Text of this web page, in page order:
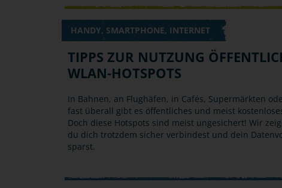
HANDY, SMARTPHONE, INTERNET
TIPPS ZUR NUTZUNG
WLAN-HOTSPOTS
In Bahnen, an Flughäfen, in Cafés, Supermärkten
fast überall gibt es öffentliches und meist
Doch diese Hotspots sind meist ungesichert! Wir
du dich trotzdem sicher verbindest und dein
sparst.